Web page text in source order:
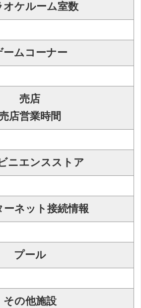
オケルーム室数
ームコーナー
売店
店営業時間
ニエンスストア
ーネット接続情報
プール
その他施設